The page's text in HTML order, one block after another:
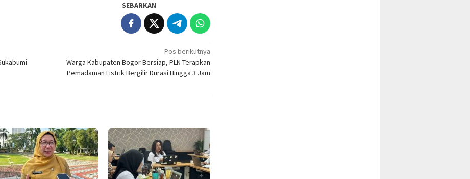
SEBARKAN
Pos berikutnya
Warga Kabupaten Bogor Bersiap, PLN Terapkan
Pemadaman Listrik Bergilir Durasi Hingga 3 Jam